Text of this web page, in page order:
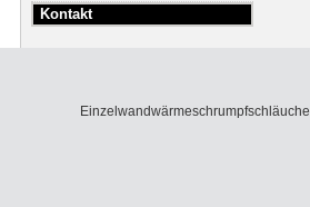
Kontakt
Einzelwandwärmeschrumpfschläuche